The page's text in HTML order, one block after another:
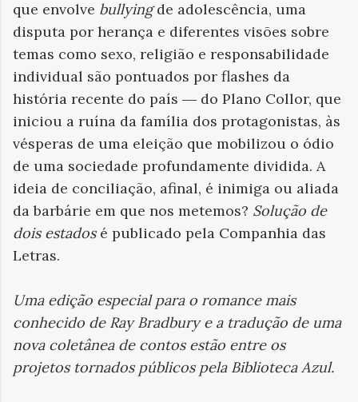
que envolve bullyingde adolescência, uma
disputa por herança e diferentes visões sobre
temas como sexo, religião e responsabilidade
individual são pontuados por flashes da
história recente do país ― do Plano Collor, que
iniciou a ruína da família dos protagonistas, às
vésperas de uma eleição que mobilizou o ódio
de uma sociedade profundamente dividida. A
ideia de conciliação, afinal, é inimiga ou aliada
da barbárie em que nos metemos? Solução de
dois estadosé publicado pela Companhia das
Letras.
Uma edição especial para o romance mais
conhecido de Ray Bradbury e a tradução de uma
nova coletânea de contos estão entre os
projetos tornados públicos pela Biblioteca Azul.